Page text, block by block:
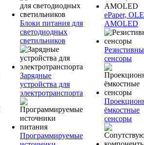
Блоки питания для
светодиодных
светильников
Зарядные
устройства для
электротранспорта
Программируемые
ePaper,
AMOLED
сенсоры
ёмкостные
сенсоры